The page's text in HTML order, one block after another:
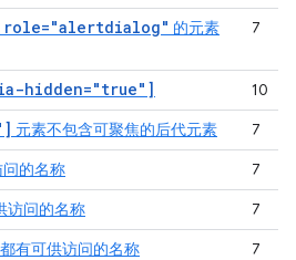
role="alertdialog" 的元素
7
hidden="true"] 10
元素不包含可聚焦的后代元素
7
的名称
7
访问的名称
7
有可供访问的名称 7